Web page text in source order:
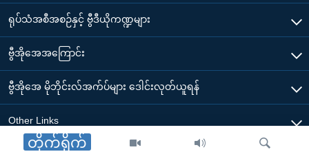
တိုက်ရိုက်
ရုပ်သံအစီအစဉ်နှင့် ဗွီဒီယိုကဏ္ဍများ
ဗွီအိုအေအကြောင်း
ဗွီအိုအေ မိုဘိုင်းလ်အက်ပ်များ ဒေါင်းလုတ်ယူရန်
Other Links